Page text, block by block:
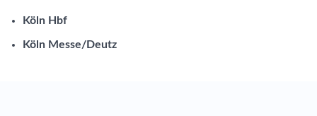
Köln Hbf
Köln Messe/Deutz